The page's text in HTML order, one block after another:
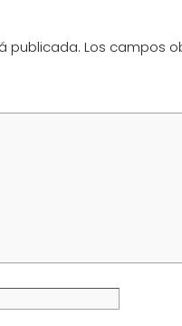
publicada. Los campos